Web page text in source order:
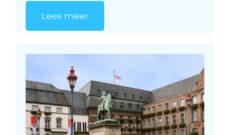
Lees meer